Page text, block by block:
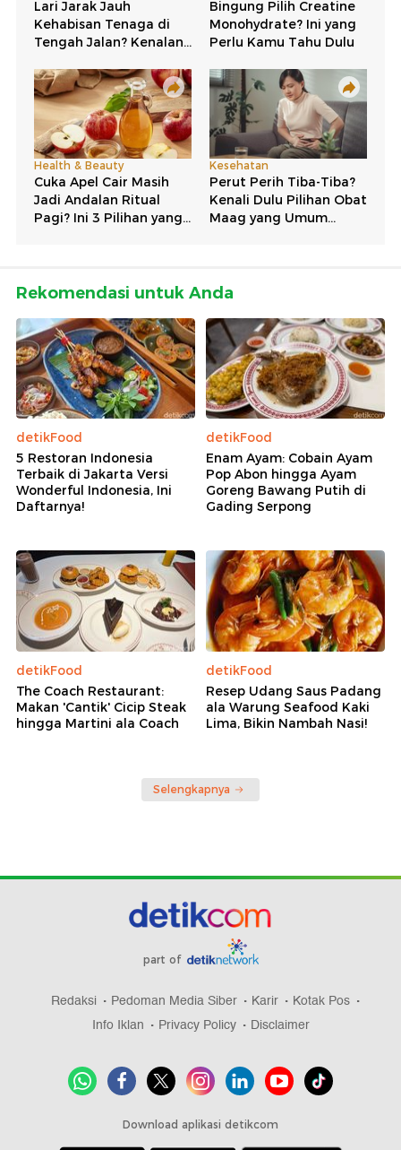
Rekomendasi untuk Anda
detikFood
5 Restoran Indonesia
Terbaik di Jakarta Versi
Wonderful Indonesia, Ini
Daftarnya!
detikFood
Enam Ayam: Cobain Ayam
Pop Abon hingga Ayam
Goreng Bawang Putih di
Gading Serpong
detikFood
The Coach Restaurant:
Makan 'Cantik' Cicip Steak
hingga Martini ala Coach
detikFood
Resep Udang Saus Padang
ala Warung Seafood Kaki
Lima, Bikin Nambah Nasi!
Selengkapnya
part of
Redaksi Pedoman Media Siber Karir
Kotak Pos
Info Iklan
Privacy Policy Disclaimer
Download aplikasi detikcom